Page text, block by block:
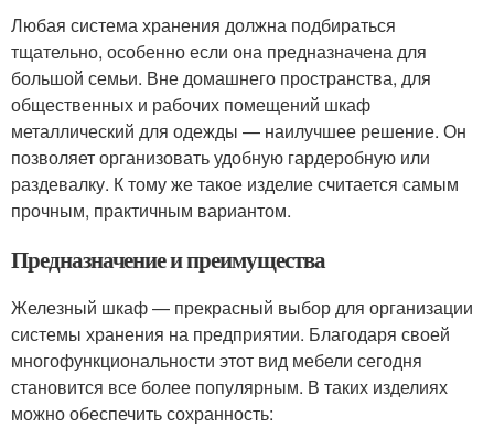
Любая система хранения должна подбираться
тщательно, особенно если она предназначена для
большой семьи. Вне домашнего пространства, для
общественных и рабочих помещений шкаф
металлический для одежды — наилучшее решение. Он
позволяет организовать удобную гардеробную или
раздевалку. К тому же такое изделие считается самым
прочным, практичным вариантом.
Предназначение и преимущества
Железный шкаф — прекрасный выбор для организации
системы хранения на предприятии. Благодаря своей
многофункциональности этот вид мебели сегодня
становится все более популярным. В таких изделиях
можно обеспечить сохранность: